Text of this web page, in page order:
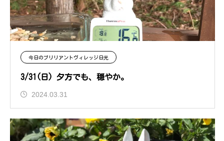
今日のブリリアントヴィレッジ日光
3/31(日) 夕方でも、穏やか。
2024.03.31